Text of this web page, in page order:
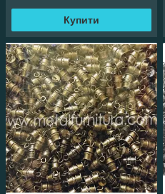
Купити